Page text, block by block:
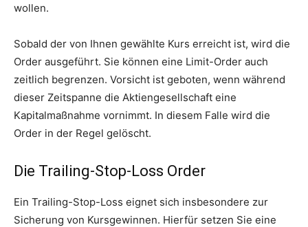
wollen.
Sobald der von Ihnen gewählte Kurs erreicht ist, wird die
Order ausgeführt. Sie können eine Limit-Order auch
zeitlich begrenzen. Vorsicht ist geboten, wenn während
dieser Zeitspanne die Aktiengesellschaft eine
Kapitalmaßnahme vornimmt. In diesem Falle wird die
Order in der Regel gelöscht.
Die Trailing-Stop-Loss Order
Ein Trailing-Stop-Loss eignet sich insbesondere zur
Sicherung von Kursgewinnen. Hierfür setzen Sie eine